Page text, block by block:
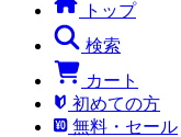
トップ
検索
カート
初めての方
無料・セール